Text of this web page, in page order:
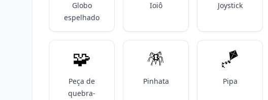
Globo
espelhado
Ioiô Joystick
🧩
Peça de
quebra-
🪅
Pinhata
🪁
Pipa